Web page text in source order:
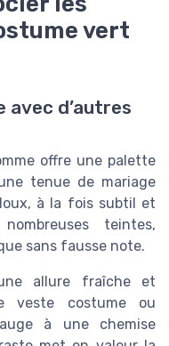
vert
avec d’autres
offre une palette
tenue de mariage
à la fois subtil et
teintes,
sans fausse note.
allure fraîche et
veste costume ou
à une chemise